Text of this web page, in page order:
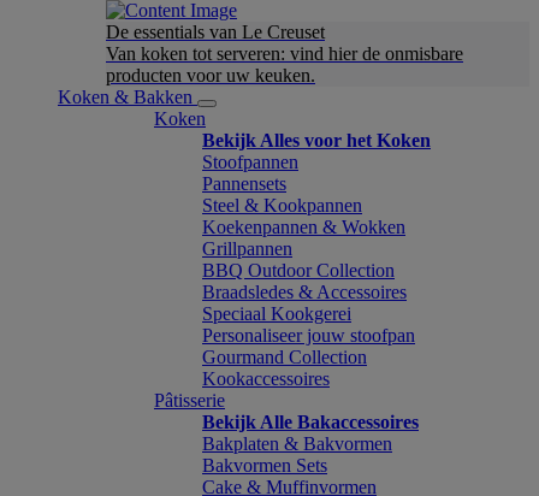
De essentials van Le Creuset
Van koken tot serveren: vind hier de onmisbare
producten voor uw keuken.
Koken & Bakken
Koken
Bekijk Alles voor het Koken
Stoofpannen
Pannensets
Steel & Kookpannen
Koekenpannen & Wokken
Grillpannen
BBQ Outdoor Collection
Braadsledes & Accessoires
Speciaal Kookgerei
Personaliseer jouw stoofpan
Gourmand Collection
Kookaccessoires
Pâtisserie
Bekijk Alle Bakaccessoires
Bakplaten & Bakvormen
Bakvormen Sets
Cake & Muffinvormen